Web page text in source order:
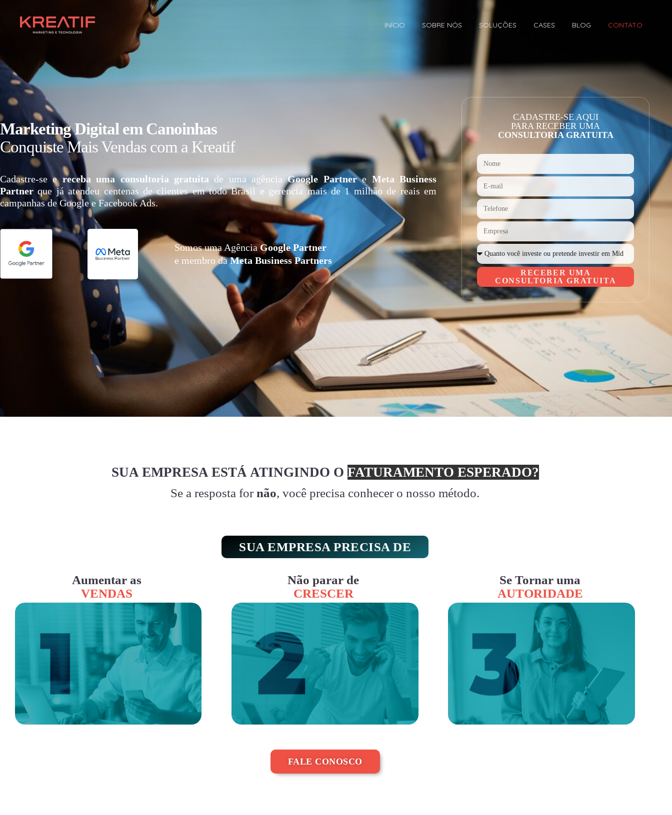
INÍCIO SOBRE NÓS SOLUÇÕES CASES BLOG CONTATO
Marketing Digital em Canoinhas
Conquiste Mais Vendas com a Kreatif
Cadastre-se e receba uma consultoria gratuita de uma agênciaGoogle Partnere Meta Business
Partner que já atendeu centenas de clientes em todo Brasil e gerencia mais de 1 milhão de reais em
campanhas de Google e Facebook Ads.
Somos uma AgênciaGoogle Partner
e membro daMeta Business Partners
CADASTRE-SE AQUI
PARA RECEBER UMA
CONSULTORIA GRATUITA
RECEBER UMA
CONSULTORIA GRATUITA
SUA EMPRESA ESTÁ ATINGINDO O FATURAMENTO ESPERADO?
Se a resposta for não, você precisa conhecer o nosso método.
SUA EMPRESA PRECISA DE
Aumentar as
VENDAS
Não parar de
CRESCER
Se Tornar uma
AUTORIDADE
FALE CONOSCO